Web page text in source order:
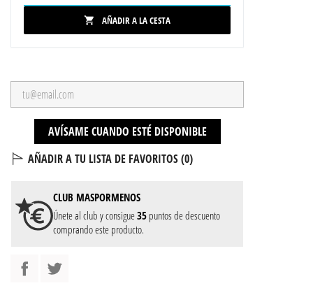
 AÑADIR A LA CESTA
AVÍSAME CUANDO ESTÉ DISPONIBLE
AÑADIR A TU LISTA DE FAVORITOS (0)
CLUB MASPORMENOS
Únete al club y consigue35 puntos de descuento
comprando este producto.